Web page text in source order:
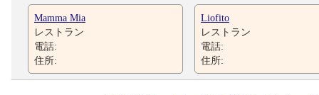
Mamma Mia
レストラン
電話:
住所:
Liofito
レストラン
電話:
住所: